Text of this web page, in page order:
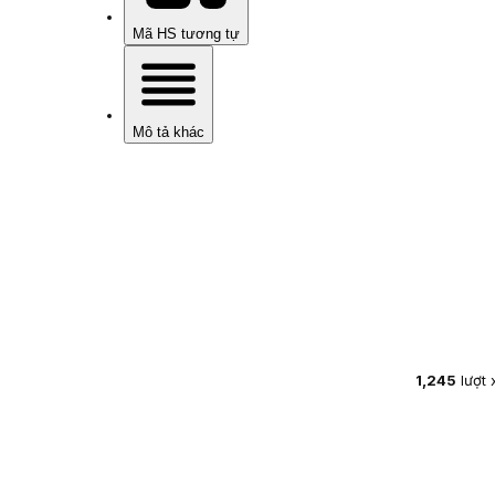
Mã HS tương tự
Mô tả khác
1,245 lượt